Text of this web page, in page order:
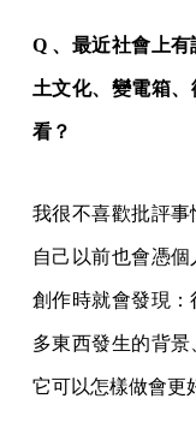
Q 、最近社會上
土文化、變電箱
看？
我很不喜歡批評
自己以前也會憑
創作時就會發現
多東西發生的背
它可以怎樣做會更